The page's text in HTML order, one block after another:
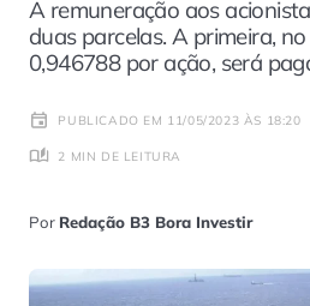
A remuneração aos
duas parcelas. A primeira,
0,946788 por ação, será
PUBLICADO EM 11/05/2023 ÀS 18:20
2 MIN DE LEITURA
Por Redação B3 Bora Investir